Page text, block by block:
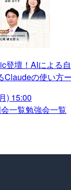
登壇！AIによる
Claudeの使い方ー
) 15:00
一覧勉強会一覧